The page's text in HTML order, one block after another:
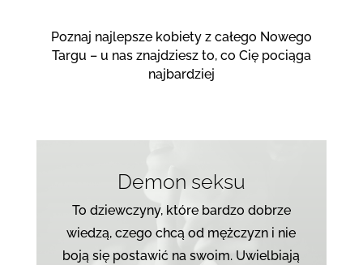
Poznaj najlepsze kobiety z całego Nowego
Targu – u nas znajdziesz to, co Cię pociąga
najbardziej
Demon seksu
To dziewczyny, które bardzo dobrze
wiedzą, czego chcą od mężczyzn i nie
boją się postawić na swoim. Uwielbiają